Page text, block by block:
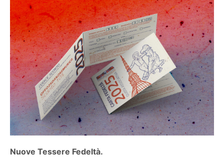
Nuove Tessere Fedeltà.